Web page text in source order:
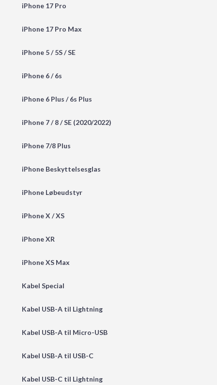
iPhone 17 Pro
iPhone 17 Pro Max
iPhone 5 / 5S / SE
iPhone 6 / 6s
iPhone 6 Plus / 6s Plus
iPhone 7 / 8 / SE (2020/2022)
iPhone 7/8 Plus
iPhone Beskyttelsesglas
iPhone Løbeudstyr
iPhone X / XS
iPhone XR
iPhone XS Max
Kabel Special
Kabel USB-A til Lightning
Kabel USB-A til Micro-USB
Kabel USB-A til USB-C
Kabel USB-C til Lightning